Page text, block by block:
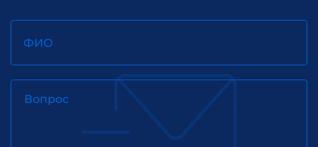
ФИО
Вопрос